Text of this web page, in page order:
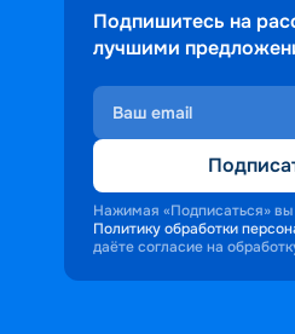
Подпишитесь на
лучшими
Нажимая «Подписаться»
Политику обработки
даёте согласие на